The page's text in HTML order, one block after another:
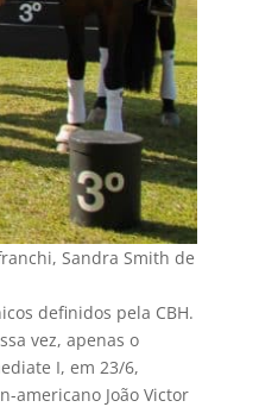
Sandra Smith de
definidos pela CBH.
vez, apenas o
I, em 23/6,
americano João Victor